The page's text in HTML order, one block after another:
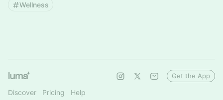
Wellness
Discover Pricing Help
Get the App